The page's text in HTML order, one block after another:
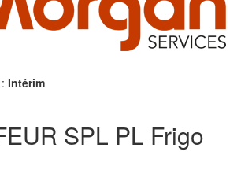
Intérim
SPL PL Frigo